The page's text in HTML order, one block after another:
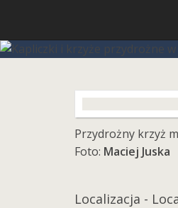
Przydrożny krzyż
Foto: Maciej Juska
Localizacja -